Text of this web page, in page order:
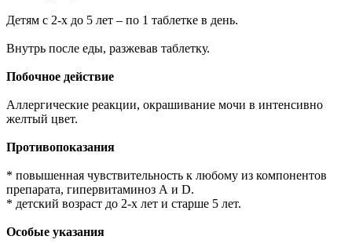
Детям с 2-х до 5 лет – по 1 таблетке в день.
Внутрь после еды, разжевав таблетку.
Побочное действие
Аллергические реакции, окрашивание мочи в интенсивно
желтый цвет.
Противопоказания
* повышенная чувствительность к любому из компонентов
препарата, гипервитаминоз А и D.
* детский возраст до 2-х лет и старше 5 лет.
Особые указания